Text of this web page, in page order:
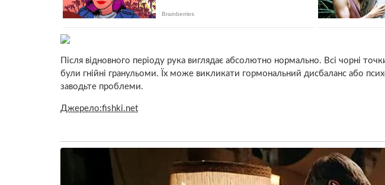
Після відновного періоду рука виглядає абсолютно нормально. Всі чорні
були гнійні гранульоми. Їх може викликати гормональний дисбаланс або
заводьте проблеми.
Джерело:fishki.net